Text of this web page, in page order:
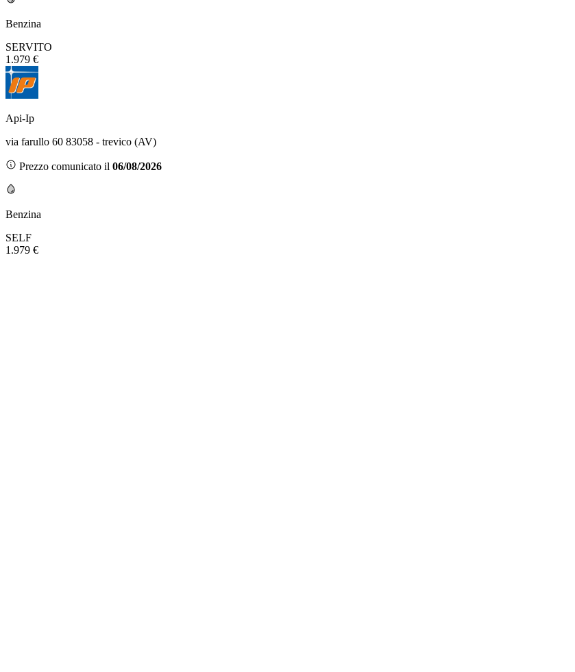
Benzina
SERVITO
1.979 €
Api-Ip
via farullo 60 83058 - trevico (AV)
Prezzo comunicato il 06/08/2026
Benzina
SELF
1.979 €